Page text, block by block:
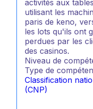
activités aux
utilisant les
paris de keno,
les lots qu'ils ont
perdues par les
des casinos.
Niveau de
Type de
Classification
(CNP)